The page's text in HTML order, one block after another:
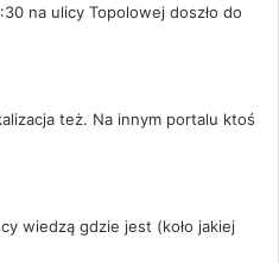
na ulicy Topolowej doszło do
też. Na innym portalu ktoś
wiedzą gdzie jest (koło jakiej